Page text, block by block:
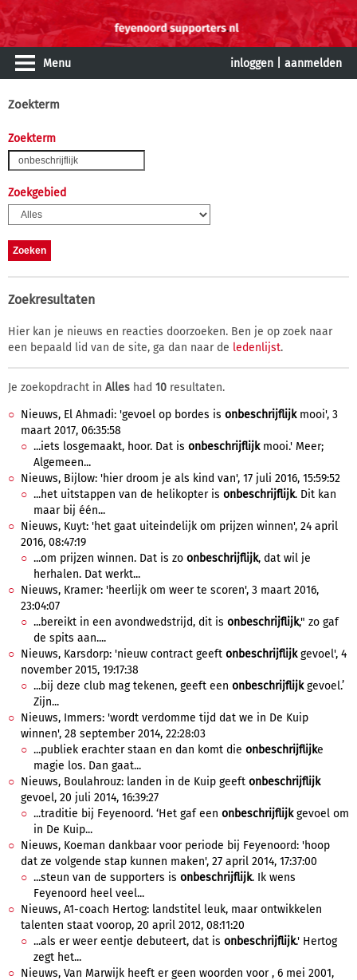
Menu inloggen aanmelden
Zoekterm
Zoekterm
Zoekgebied
Zoekresultaten
Hier kan je nieuws en reacties doorzoeken. Ben je op zoek naar
een bepaald lid van de site, ga dan naar de ledenlijst.
Je zoekopdracht in Alles had 10 resultaten.
Nieuws, El Ahmadi: 'gevoel op bordes is onbeschrijflijkmooi', 3
maart 2017, 06:35:58
...iets losgemaakt, hoor. Dat is onbeschrijflijkmooi.' Meer;
Algemeen...
Nieuws, Bijlow: 'hier droom je als kind van', 17 juli 2016, 15:59:52
...het uitstappen van de helikopter is onbeschrijflijk. Dit kan
maar bij één...
Nieuws, Kuyt: 'het gaat uiteindelijk om prijzen winnen', 24 april
2016, 08:47:19
...om prijzen winnen. Dat is zo onbeschrijflijk, dat wil je
herhalen. Dat werkt...
Nieuws, Kramer: 'heerlijk om weer te scoren', 3 maart 2016,
23:04:07
...bereikt in een avondwedstrijd, dit is onbeschrijflijk," zo gaf
de spits aan....
Nieuws, Karsdorp: 'nieuw contract geeft onbeschrijflijkgevoel', 4
november 2015, 19:17:38
...bij deze club mag tekenen, geeft een onbeschrijflijkgevoel.’
Zijn...
Nieuws, Immers: 'wordt verdomme tijd dat we in De Kuip
winnen', 28 september 2014, 22:28:03
...publiek erachter staan en dan komt die onbeschrijflijke
magie los. Dan gaat...
Nieuws, Boulahrouz: landen in de Kuip geeft onbeschrijflijk
gevoel, 20 juli 2014, 16:39:27
...traditie bij Feyenoord. ‘Het gaf een onbeschrijflijkgevoel om
in De Kuip...
Nieuws, Koeman dankbaar voor periode bij Feyenoord: 'hoop
dat ze volgende stap kunnen maken', 27 april 2014, 17:37:00
...steun van de supporters is onbeschrijflijk. Ik wens
Feyenoord heel veel...
Nieuws, A1-coach Hertog: landstitel leuk, maar ontwikkelen
talenten staat voorop, 20 april 2012, 08:11:20
...als er weer eentje debuteert, dat is onbeschrijflijk.' Hertog
zegt het...
Nieuws, Van Marwijk heeft er geen woorden voor , 6 mei 2001,